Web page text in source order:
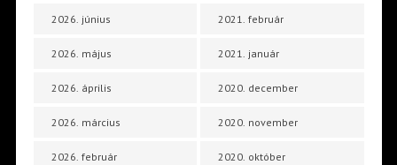
2026. június
2026. május
2026. április
2026. március
2026. február
2021. február
2021. január
2020. december
2020. november
2020. október